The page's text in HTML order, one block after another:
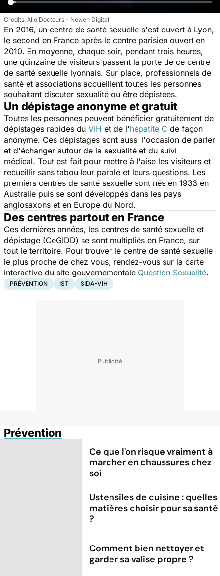
Allo Docteurs - Newen Digital
En 2016, un centre de santé sexuelle s'est ouvert à Lyon,
le second en France après le centre parisien ouvert en
2010. En moyenne, chaque soir, pendant trois heures,
une quinzaine de visiteurs passent la porte de ce centre
de santé sexuelle lyonnais. Sur place, professionnels de
santé et associations accueillent toutes les personnes
souhaitant discuter sexualité ou être dépistées.
Un dépistage anonyme et gratuit
Toutes les personnes peuvent bénéficier gratuitement de
dépistages rapides du VIH et de l'hépatite C de façon
anonyme. Ces dépistages sont aussi l'occasion de parler
et d'échanger autour de la sexualité et du suivi
médical. Tout est fait pour mettre à l'aise les visiteurs et
recueillir sans tabou leur parole et leurs questions. Les
premiers centres de santé sexuelle sont nés en 1933 en
Australie puis se sont développés dans les pays
anglosaxons et en Europe du Nord.
Des centres partout en France
Ces dernières années, les centres de santé sexuelle et
dépistage (CeGIDD) se sont multipliés en France, sur
tout le territoire. Pour trouver le centre de santé sexuelle
le plus proche de chez vous, rendez-vous sur la carte
interactive du site gouvernementale Question Sexualité.
PRÉVENTION IST SIDA-VIH
Prévention
Ce que l'on risque vraiment à
marcher en chaussures chez
soi
Ustensiles de cuisine : quelles
matières choisir pour sa santé
?
Comment bien nettoyer et
garder sa valise propre ?